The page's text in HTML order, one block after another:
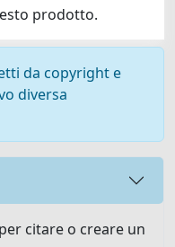
prodotto.
da copyright e
diversa
citare o creare un